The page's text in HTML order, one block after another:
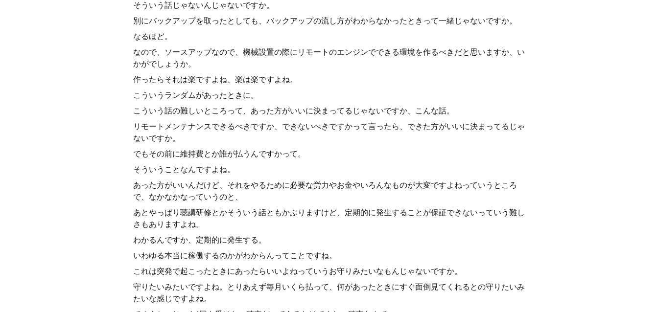
そういう話じゃないんじゃないですか。
別にバックアップを取ったとしても、バックアップの流し方がわからなかったときって一緒じゃないですか。
なるほど。
なので、ソースアップなので、機械設置の際にリモートのエンジンでできる環境を作るべきだと思いますか、い
かがでしょうか。
作ったらそれは楽ですよね、楽は楽ですよね。
こういうランダムがあったときに。
こういう話の難しいところって、あった方がいいに決まってるじゃないですか、こんな話。
リモートメンテナンスできるべきですか、できないべきですかって言ったら、できた方がいいに決まってるじゃ
ないですか。
でもその前に維持費とか誰が払うんですかって。
そういうことなんですよね。
あった方がいいんだけど、それをやるために必要な労力やお金やいろんなものが大変ですよねっていうところ
で、なかなかなっていうのと、
あとやっぱり聴講研修とかそういう話ともかぶりますけど、定期的に発生することが保証できないっていう難し
さもありますよね。
わかるんですか、定期的に発生する。
いわゆる本当に稼働するのかがわからんってことですね。
これは突発で起こったときにあったらいいよねっていうお守りみたいなもんじゃないですか。
守りたいみたいですよね。とりあえず毎月いくら払って、何があったときにすぐ面倒見てくれるとの守りたいみ
たいな感じですよね。